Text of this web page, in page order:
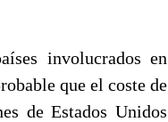
involucrados en
que el coste de
de Estados Unidos